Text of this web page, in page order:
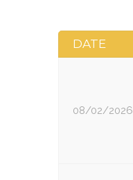
DATE
08/02/2026